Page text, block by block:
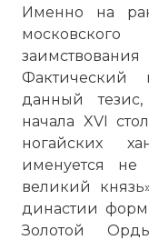
Именно на
Фактический
данный
начала XVI
ногайских
именуется не
великий
династии
Золотой